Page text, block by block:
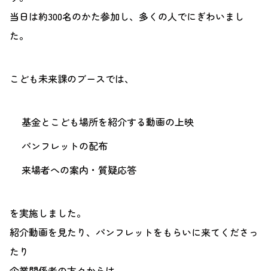
当日は約300名のかた参加し、多くの人でにぎわいまし
た。
こども未来課のブースでは、
基金とこども場所を紹介する動画の上映
パンフレットの配布
来場者への案内・質疑応答
を実施しました。
紹介動画を見たり、パンフレットをもらいに来てくださっ
たり